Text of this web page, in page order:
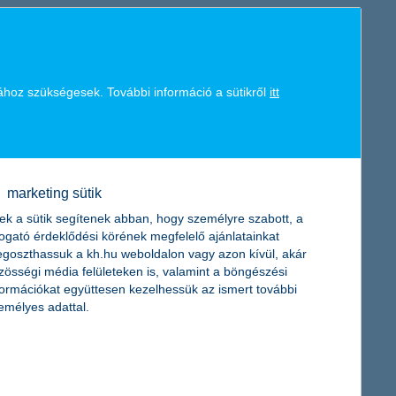
re csak alig jobbak, ezért a biztosítási szakma csak óvatosan
és az is szinte bizonyos, hogy a szektor az árverseny miatt
Biztosító 2011-es piaci előrejelzésében. A nehézségek és a
hogy ezzel is támogassa a gyermek-egészségügyet.
a Marcali Városi Kórház vásárolhat műszereket a 8 millió
szükségesek. További információ a sütikről itt
marketing sütik
a sütik segítenek abban, hogy személyre szabott, a
érdeklődési körének megfelelő ajánlatainkat
a kh.hu weboldalon vagy azon kívül, akár
média felületeken is, valamint a böngészési
együttesen kezelhessük az ismert további
adattal.